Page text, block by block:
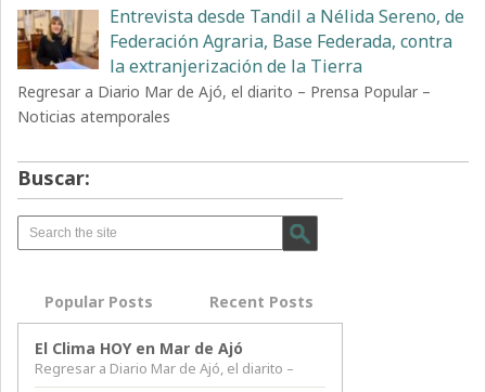
Entrevista desde Tandil a Nélida Sereno, de
Federación Agraria, Base Federada, contra
la extranjerización de la Tierra
Regresar a Diario Mar de Ajó, el diarito – Prensa Popular –
Noticias atemporales
Buscar:
Popular Posts Recent Posts
El Clima HOY en Mar de Ajó
Regresar a Diario Mar de Ajó, el diarito –